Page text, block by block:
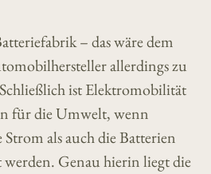
– das wäre dem
allerdings zu
ist Elektromobilität
für die Umwelt, wenn
als auch die Batterien
Genau hierin liegt die